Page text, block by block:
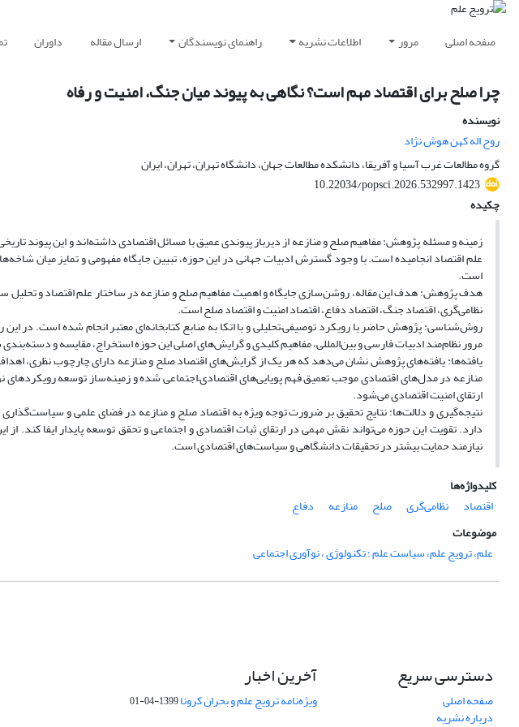
صفحه اصلی مرور اطلاعات نشریه راهنمای نویسندگان ارسال مقاله داوران
چرا صلح برای اقتصاد مهم است؟ نگاهی به پیوند میان جنگ، امنیت و رفاه
نویسنده
روح اله کهن هوش نژاد
گروه مطالعات غرب آسیا و آفریقا، دانشکده مطالعات جهان، دانشگاه تهران، تهران، ایران
10.22034/popsci.2026.532997.1423
چکیده
زمینه و مسئله پژوهش: مفاهیم صلح و منازعه از دیرباز پیوندی عمیق با مسائل اقتصادی داشته‌اند و این
علم اقتصاد انجامیده است. با وجود گسترش ادبیات جهانی در این حوزه، تبیین جایگاه مفهومی و تمایز میان
است.
هدف پژوهش: هدف این مقاله، روشن‌سازی جایگاه و اهمیت مفاهیم صلح و منازعه در ساختار علم اقتصاد و تحلیل
نظامی‌گری، اقتصاد جنگ، اقتصاد دفاع، اقتصاد امنیت و اقتصاد صلح است.
روش‌شناسی: پژوهش حاضر با رویکرد توصیفی–تحلیلی و با اتکا به منابع کتابخانه‌ای معتبر انجام شده است. در
مرور نظام‌مند ادبیات فارسی و بین‌المللی، مفاهیم کلیدی و گرایش‌های اصلی این حوزه استخراج، مقایسه و
یافته‌ها: یافته‌های پژوهش نشان می‌دهد که هر یک از گرایش‌های اقتصاد صلح و منازعه دارای چارچوب نظری،
منازعه در مدل‌های اقتصادی موجب تعمیق فهم پویایی‌های اقتصادی–اجتماعی شده و زمینه‌ساز توسعه
ارتقای امنیت اقتصادی می‌شود.
نتیجه‌گیری و دلالت‌ها: نتایج تحقیق بر ضرورت توجه ویژه به اقتصاد صلح و منازعه در فضای علمی و سیاست‌گذاری
دارد. تقویت این حوزه می‌تواند نقش مهمی در ارتقای ثبات اقتصادی و اجتماعی و تحقق توسعه پایدار ایفا کند. از
نیازمند حمایت بیشتر در تحقیقات دانشگاهی و سیاست‌های اقتصادی است.
کلیدواژه‌ها
اقتصاد
نظامی‌گری صلح منازعه
دفاع
موضوعات
علم، ترویج علم، سیاست علم ؛ تکنولوژی ، نوآوری اجتماعی
دسترسی سریع
صفحه اصلی
درباره نشریه
آخرین اخبار
ویژه‌نامه ترویج علم و بحران کرونا1399-04-01